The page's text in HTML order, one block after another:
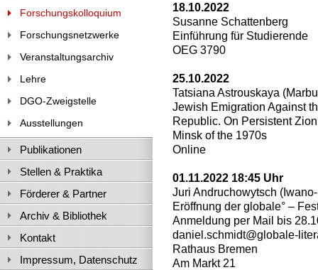
18.10.2022
Susanne Schattenberg
Einführung für Studierende
OEG 3790
25.10.2022
Tatsiana Astrouskaya
Jewish Emigration Against
Republic. On Persistent
Minsk of the 1970s
Online
01.11.2022 18:45 Uhr
Juri Andruchowytsch
Eröffnung der globale° –
Anmeldung per Mail bis
daniel.schmidt@globale-
Rathaus Bremen
Am Markt 21
Forschungskolloquium
Forschungsnetzwerke
Veranstaltungsarchiv
Lehre
DGO-Zweigstelle
Ausstellungen
Publikationen
Stellen & Praktika
Förderer & Partner
Archiv & Bibliothek
Kontakt
Impressum, Datenschutz